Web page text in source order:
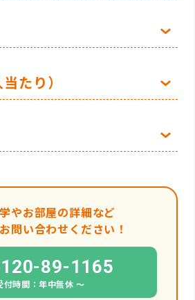
たり）
やお部屋の詳細など
問い合わせください！
89-1165
付時間：年中無休 〜